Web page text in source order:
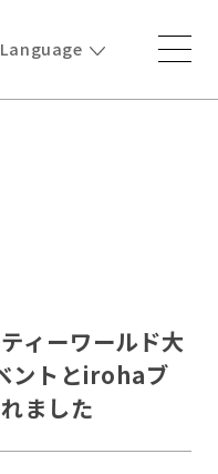
Language
ィーワールド大
ントとirohaブ
ました